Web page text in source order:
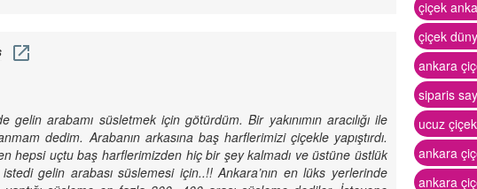
arabamı süsletmek için götürdüm. Bir yakınımın aracılığı ile
dedim. Arabanın arkasına baş harflerimizi çiçekle yapıştırdı.
hepsi uçtu baş harflerimizden hiç bir şey kalmadı ve üstüne üstlük
gelin arabası süslemesi için..!! Ankara’nın en lüks yerlerinde
çiçek
çiçek
ankara
siparis
ucuz
ankara
ankara